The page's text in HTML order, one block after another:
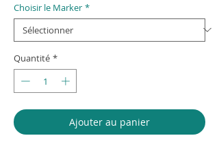
Choisir le Marker *
Quantité *
Ajouter au panier